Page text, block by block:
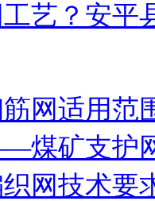
艺？安平
网适用范
煤矿支护
网技术要